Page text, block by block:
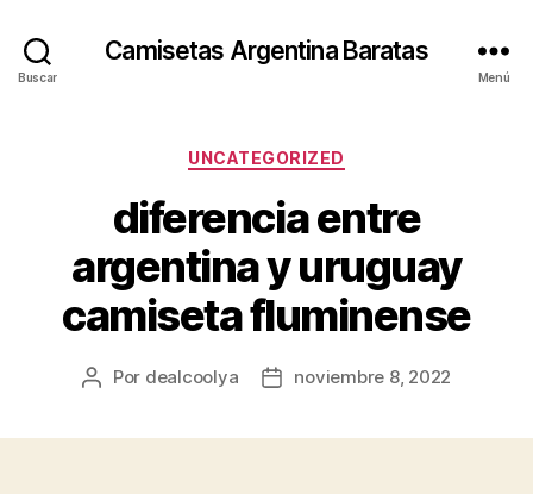
Buscar
Camisetas Argentina Baratas
Menú
Categorías
UNCATEGORIZED
diferencia entre
argentina y uruguay
camiseta fluminense
Autor
Por dealcoolya
Fechanoviembre 8, 2022